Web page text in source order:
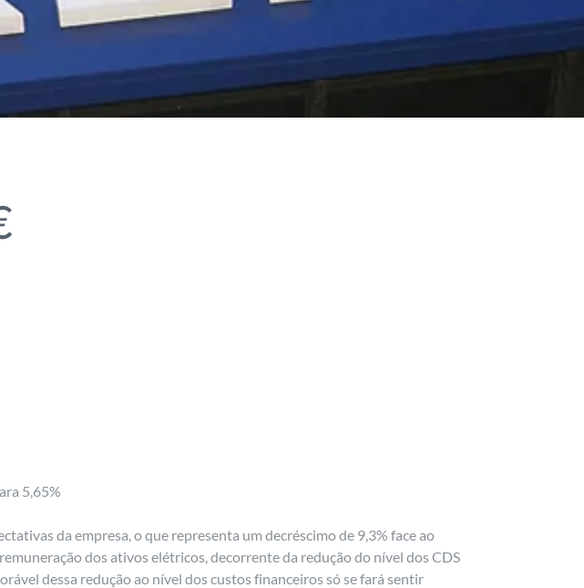
5,65%
da empresa, o que representa um decréscimo de 9,3% face ao
dos ativos elétricos, decorrente da redução do nível dos CDS
dessa redução ao nível dos custos financeiros só se fará sentir